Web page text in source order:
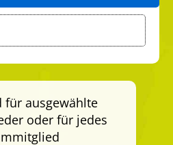
für ausgewählte
oder für jedes